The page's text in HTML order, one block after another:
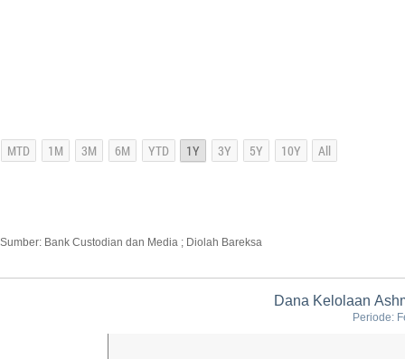
Sumber: Bank Custodian dan Media ; Diolah Bareksa
Dana Kelolaan
Periode: